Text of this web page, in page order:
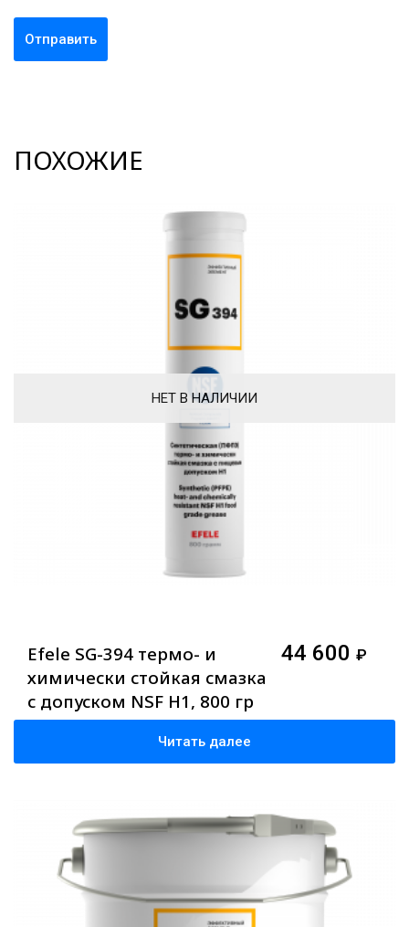
ПОХОЖИЕ
НЕТ В НАЛИЧИИ
Efele SG-394 термо- и
химически стойкая смазка
с допуском NSF H1, 800 гр
44 600 ₽
Читать далее